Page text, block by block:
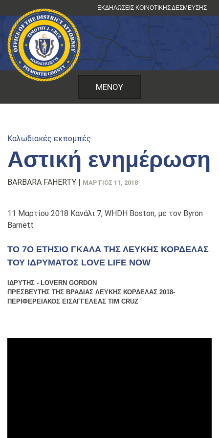
στο
περιεχόμενο
ΕΚΔΗΛΏΣΕΙΣ ΚΟΙΝΟΤΙΚΉΣ ΔΈΣΜΕΥΣΗΣ
ΜΕΝΟΎ
Καλωδιακές εκπομπές
Αστική ενημέρωση
BARBARA FAHERTY | ΜΆΡΤΙΟΣ 11, 2018
11 Μαρτίου 2018 Κανάλι 7, WHDH Boston, με τον Byron
Barnett
ΤΟ 7Ο ΕΤΉΣΙΟ ΓΚΑΛΆ ΤΗΣ ΛΕΥΚΉΣ ΚΟΡΔΈΛΑΣ
ΤΟΥ ΙΔΡΎΜΑΤΟΣ LOVE LIFE NOW
ΙΔΡΥΤΉΣ - LOVERN GORDON
ΠΡΕΣΒΕΥΤΉΣ ΤΗΣ ΒΡΑΔΙΆΣ ΛΕΥΚΉΣ ΚΟΡΔΈΛΑΣ 2018-
ΠΕΡΙΦΕΡΕΙΑΚΌΣ ΕΙΣΑΓΓΕΛΈΑΣ TIM CRUZ